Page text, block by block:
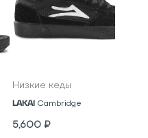
Низкие кеды
LAKAI Cambridge
5,600 ₽